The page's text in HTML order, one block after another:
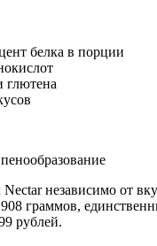
белка в порции
глютена
независимо от
граммов,
рублей.